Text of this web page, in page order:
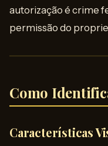
autorização é crime
permissão do
Como
Características